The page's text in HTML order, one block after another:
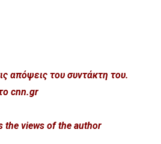
απόψεις του συντάκτη του.
cnn.gr
the views of the author